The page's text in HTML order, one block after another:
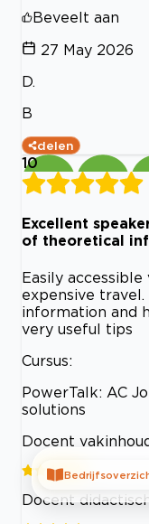
Beveelt aan
27 May 2026
D.
B
delen
10
Excellent
of theoretical
Easily
expensive
information and
very useful tips
Cursus:
PowerTalk: AC
solutions
Docent
Docent